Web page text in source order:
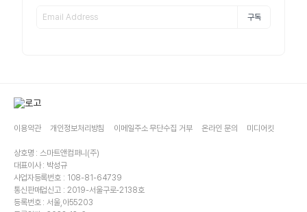
구독
이용약관 개인정보처리방침 이메일주소 무단수집 거부 온라인 문의 미디어킷
상호명 : 스마트앤컴퍼니(주)
대표이사 : 박성규
사업자등록번호 : 108-81-64739
통신판매업신고 : 2019-서울구로-2138호
등록번호 : 서울,아55203